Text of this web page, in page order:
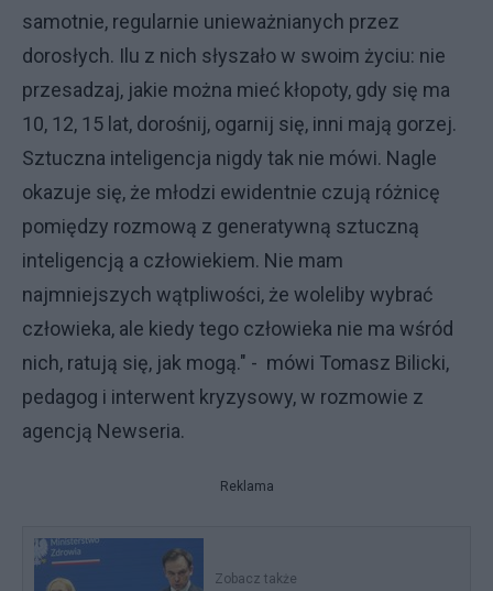
samotnie, regularnie unieważnianych przez
dorosłych. Ilu z nich słyszało w swoim życiu: nie
przesadzaj, jakie można mieć kłopoty, gdy się ma
10, 12, 15 lat, dorośnij, ogarnij się, inni mają gorzej.
Sztuczna inteligencja nigdy tak nie mówi. Nagle
okazuje się, że młodzi ewidentnie czują różnicę
pomiędzy rozmową z generatywną sztuczną
inteligencją a człowiekiem. Nie mam
najmniejszych wątpliwości, że woleliby wybrać
człowieka, ale kiedy tego człowieka nie ma wśród
nich, ratują się, jak mogą." - mówi Tomasz Bilicki,
pedagog i interwent kryzysowy, w rozmowie z
agencją Newseria.
Reklama
Zobacz także